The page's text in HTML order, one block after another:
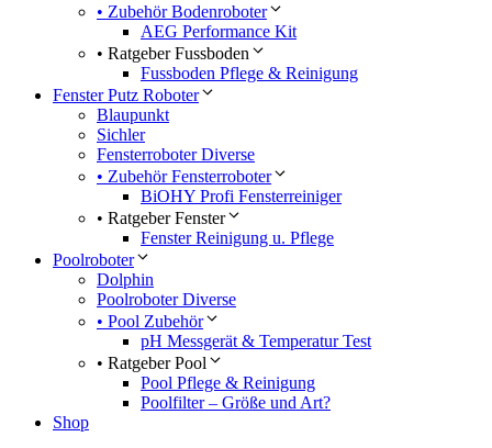
• Zubehör Bodenroboter
AEG Performance Kit
• Ratgeber Fussboden
Fussboden Pflege & Reinigung
Fenster Putz Roboter
Blaupunkt
Sichler
Fensterroboter Diverse
• Zubehör Fensterroboter
BiOHY Profi Fensterreiniger
• Ratgeber Fenster
Fenster Reinigung u. Pflege
Poolroboter
Dolphin
Poolroboter Diverse
• Pool Zubehör
pH Messgerät & Temperatur Test
• Ratgeber Pool
Pool Pflege & Reinigung
Poolfilter – Größe und Art?
Shop